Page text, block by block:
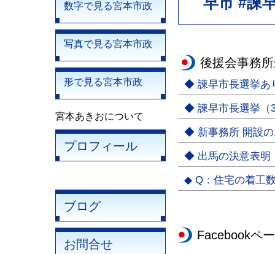
数字で見る宮本市政
写真で見る宮本市政
形で見る宮本市政
宮本あきおについて
プロフィール
ブログ
お問合せ
後援会事務
◆ 諫早市長選挙あ
◆ 諫早市長選挙（
◆ 新事務所 開設
◆ 出馬の決意表明
◆ Q：住宅の着工
Facebookペ